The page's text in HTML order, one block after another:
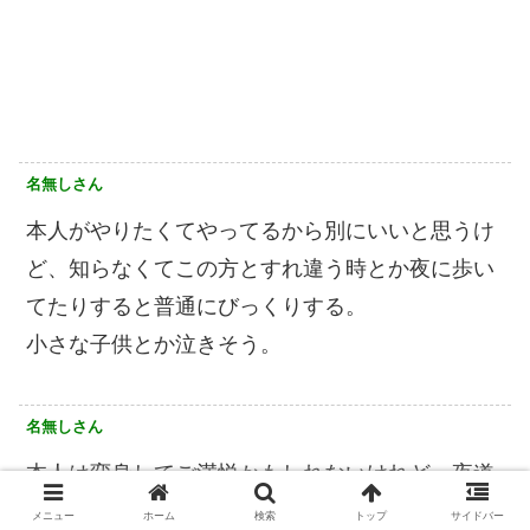
名無しさん
本人がやりたくてやってるから別にいいと思うけ
ど、知らなくてこの方とすれ違う時とか夜に歩い
てたりすると普通にびっくりする。
小さな子供とか泣きそう。
名無しさん
本人は変身してご満悦かもしれないけれど、夜道
をすれ違ったら恐怖の余り失禁してしまうかもし
メニュー ホーム 検索 トップ サイドバー